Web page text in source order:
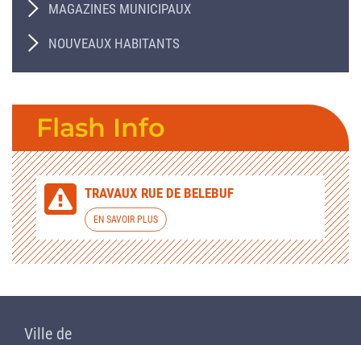
MAGAZINES MUNICIPAUX
NOUVEAUX HABITANTS
Flash Info
TRAVAUX RUE DE BELEBUF
EN SAVOIR PLUS
Ville de